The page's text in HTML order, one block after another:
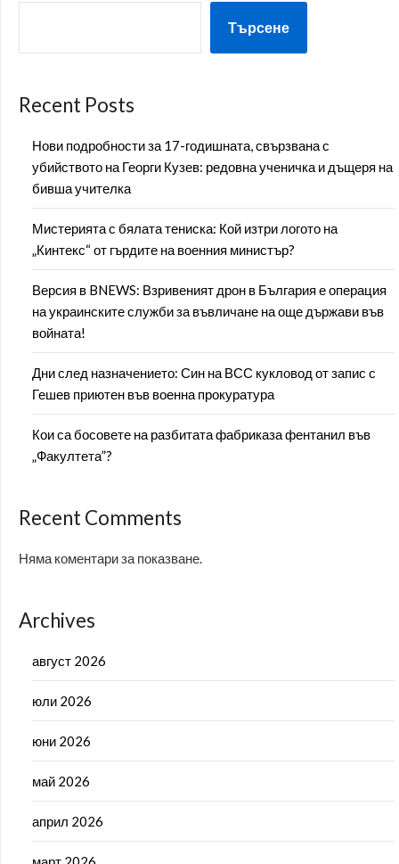
Търсене
Recent Posts
Нови подробности за 17-годишната, свързвана с
убийството на Георги Кузев: редовна ученичка и дъщеря на
бивша учителка
Мистерията с бялата тениска: Кой изтри логото на
„Кинтекс“ от гърдите на военния министър?
Версия в BNEWS: Взривеният дрон в България е операция
на украинските служби за въвличане на още държави във
войната!
Дни след назначението: Син на ВСС кукловод от запис с
Гешев приютен във военна прокуратура
Кои са босовете на разбитата фабриказа фентанил във
„Факултета”?
Recent Comments
Няма коментари за показване.
Archives
август 2026
юли 2026
юни 2026
май 2026
април 2026